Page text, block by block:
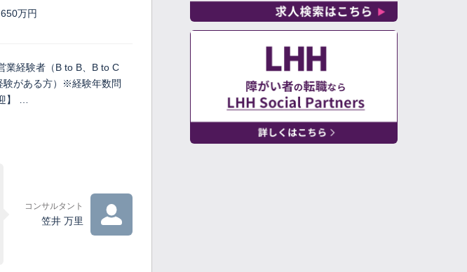
万円
業経験者（B to B、B to C
験がある方）※経験年数問
】 …
コンサルタント
笠井 万里